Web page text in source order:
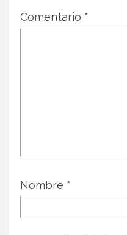
Comentario *
Nombre *